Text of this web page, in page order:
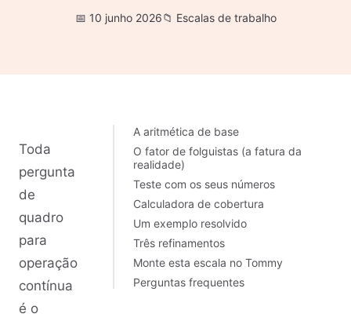
10 junho 2026 Escalas de trabalho
Toda
pergunta
de
quadro
para
operação
contínua
é o
A aritmética de base
O fator de folguistas (a fatura da
realidade)
Teste com os seus números
Calculadora de cobertura
Um exemplo resolvido
Três refinamentos
Monte esta escala no Tommy
Perguntas frequentes